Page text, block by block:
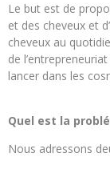
Le but est de
et des cheveux et
cheveux au
de
lancer dans les
Quel est la
Nous adressons